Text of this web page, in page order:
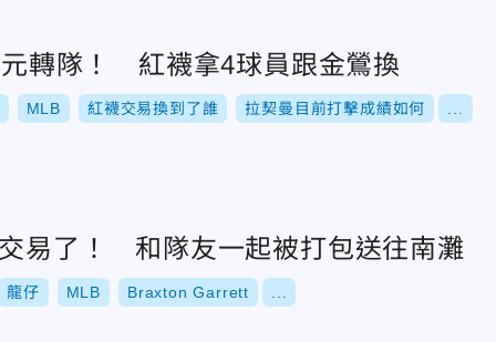
轉隊！ 紅襪拿4球員跟金鶯換
MLB 紅襪交易換到了誰 拉契曼目前打擊成績如何
易了！ 和隊友一起被打包送往南灘
龍仔 MLB Braxton Garrett